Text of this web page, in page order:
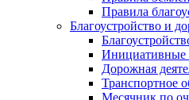
Правила
Благоустройство и
Инициативные
Дорожная
Транспортное
Месячник по